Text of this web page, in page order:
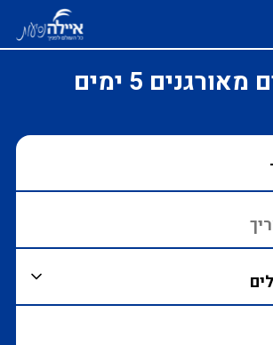
5 ימים
או עבור לכפתור הבא לבחירת יעד מרשימה
לבחירה